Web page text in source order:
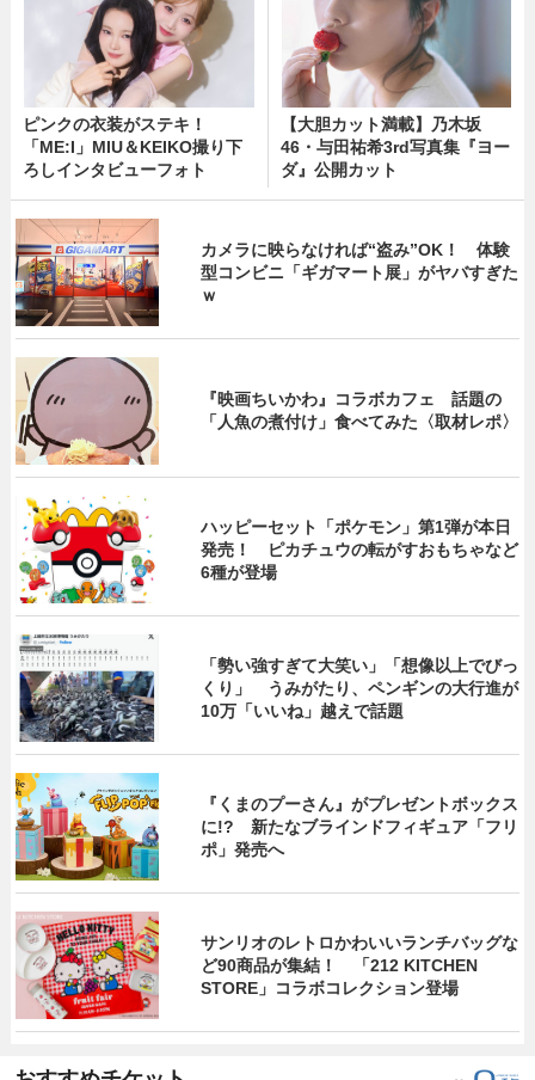
ピンクの衣装がステキ！
「ME:I」MIU＆KEIKO撮り下
ろしインタビューフォト
【大胆カット満載】乃木坂
46・与田祐希3rd写真集『ヨー
ダ』公開カット
カメラに映らなければ“盗み”OK！ 体験
型コンビニ「ギガマート展」がヤバすぎた
ｗ
『映画ちいかわ』コラボカフェ 話題の
「人魚の煮付け」食べてみた〈取材レポ〉
ハッピーセット「ポケモン」第1弾が本日
発売！ ピカチュウの転がすおもちゃなど
6種が登場
「勢い強すぎて大笑い」「想像以上でびっ
くり」 うみがたり、ペンギンの大行進が
10万「いいね」越えで話題
『くまのプーさん』がプレゼントボックス
に!? 新たなブラインドフィギュア「フリ
ポ」発売へ
サンリオのレトロかわいいランチバッグな
ど90商品が集結！ 「212 KITCHEN
STORE」コラボコレクション登場